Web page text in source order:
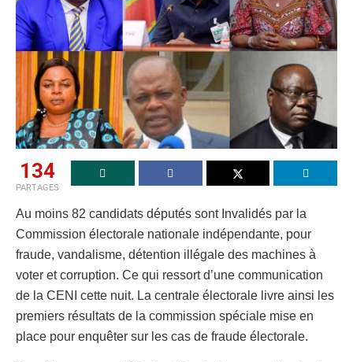
134
PARTAGES
Au moins 82 candidats députés sont Invalidés par la
Commission électorale nationale indépendante, pour
fraude, vandalisme, détention illégale des machines à
voter et corruption. Ce qui ressort d’une communication
de la CENI cette nuit. La centrale électorale livre ainsi les
premiers résultats de la commission spéciale mise en
place pour enquêter sur les cas de fraude électorale.